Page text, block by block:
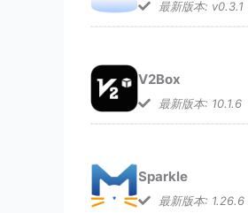
最新版本: v0.3.1
V2Box
最新版本: 10.1.6
Sparkle
最新版本: 1.26.6